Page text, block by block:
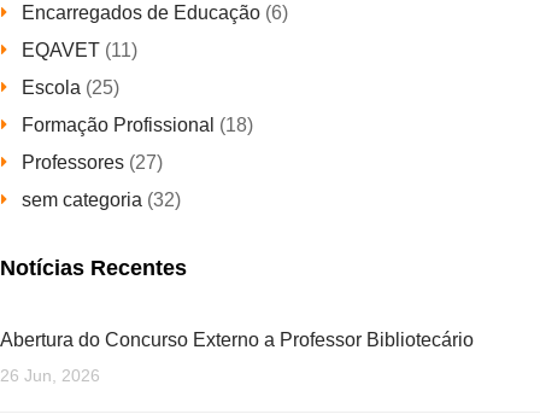
Encarregados de Educação (6)
EQAVET (11)
Escola (25)
Formação Profissional (18)
Professores (27)
sem categoria (32)
Notícias Recentes
Abertura do Concurso Externo a Professor Bibliotecário
26 Jun, 2026